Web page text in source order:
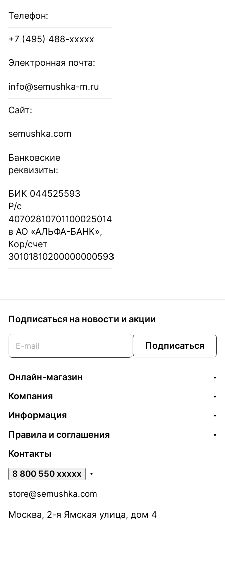
Телефон:
+7 (495) 488-xxxxx
Электронная почта:
info@semushka-m.ru
Сайт:
semushka.com
Банковские
реквизиты:
БИК 044525593
Р/с
40702810701100025014
в АО «АЛЬФА-БАНК»,
Кор/счет
30101810200000000593
Подписаться на новости и акции
Подписаться
Онлайн-магазин
Компания
Информация
Правила и соглашения
Контакты
8 800 550 xxxxx
store@semushka.com
Москва, 2-я Ямская улица, дом 4